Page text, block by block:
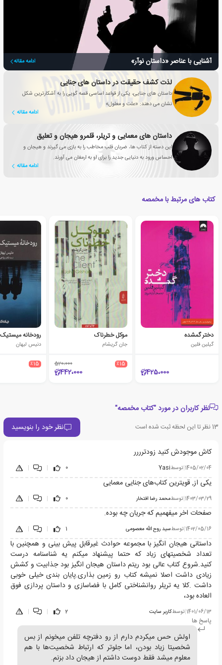
آشنایی با عناصر «داستان نوآر» ادامه مقاله
لذت کشف حقیقت در داستان های جنایی
داستان های جنایی، یکی از قواعد اساسی قصه گویی را به آشکارترین شکل
نشان می دهند: «علت و معلول»
ادامه مقاله
داستان های معمایی و تریلر، قلمرو هیجان و تعلیق
این دسته از کتاب ها، ضربان قلب مخاطب را به بازی می گیرند و هیجان و
احساس ورود به دنیایی جدید را برای او به ارمغان می آورند.
ادامه مقاله
کتاب های مرتبط با مخمصه
دختر گمشده
گیلین فلین
425،000
موکل خطرناک
جان گریشام
٪15 520،000
442،000
رودخانه میستیک
دنیس لیهان
٪15
نظر کاربران در مورد "کتاب مخمصه"
13نظر تا این لحظه ثبت شده است نظر خود را بنویسید
کاش موجودش کنید زودترررر
1405/02/04
|توسطYasi
0
|
|
یکی از, قویترین کتاب‌های جنایی معمایی
1403/03/29
|توسطمحمد رضا افتخار 0
|
|
صفحات اخر میفهمیم که جریان چه بوده.
1402/05/16
|توسطسید روح الله معصومی 1
|
|
داستانی هیجان انگیز با مجموعه حوادث غیرقابل پیش بینی و همچنین با
تعداد شخصیتهای زیاد که حتما پیشنهاد میکنم یه شناسنامه درست
کنید.شروع کتاب عالی بود ریتم داستان هیجان انگیز بود جذابیت و کشش
زیادی داشت اصلا نمیشه کتاب رو زمین بذاری.پایان بندی خیلی خوبی
داشت .کلا یه تریلر روانشناختی کامل با فضاسازی و داستان پردازی فوق
العاده بود،
1401/06/13
|توسطکاربر سایت 2
|
|
پاسخ ها
اولش حس میکردم دارم از رو دفترچه تلفن میخونم از بس
شخصیتا زیاد بودن، اما جلوتر که ارتباط شخصیت‌ها با هم
معلوم میشد فقط دوست داشتم از هیجان داد بزنم.